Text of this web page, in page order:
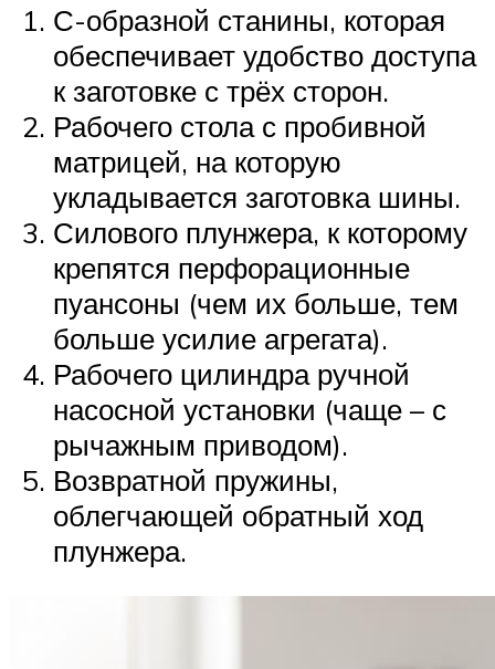
С-образной станины, которая
обеспечивает удобство доступа
к заготовке с трёх сторон.
Рабочего стола с пробивной
матрицей, на которую
укладывается заготовка шины.
Силового плунжера, к которому
крепятся перфорационные
пуансоны (чем их больше, тем
больше усилие агрегата).
Рабочего цилиндра ручной
насосной установки (чаще – с
рычажным приводом).
Возвратной пружины,
облегчающей обратный ход
плунжера.